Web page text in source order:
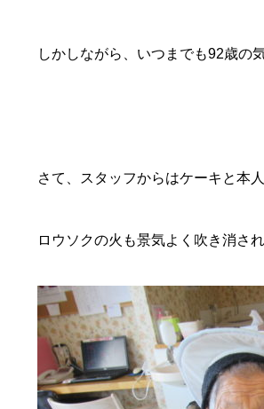
しかしながら、いつまでも92歳の
さて、スタッフからはケーキと本
ロウソクの火も景気よく吹き消さ